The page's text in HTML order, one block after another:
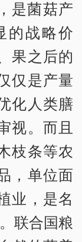
是菌菇产
的战略价
果之后的
仅是产量
化人类膳
视。而且
枝条等农
，单位面
业，是名
联合国粮